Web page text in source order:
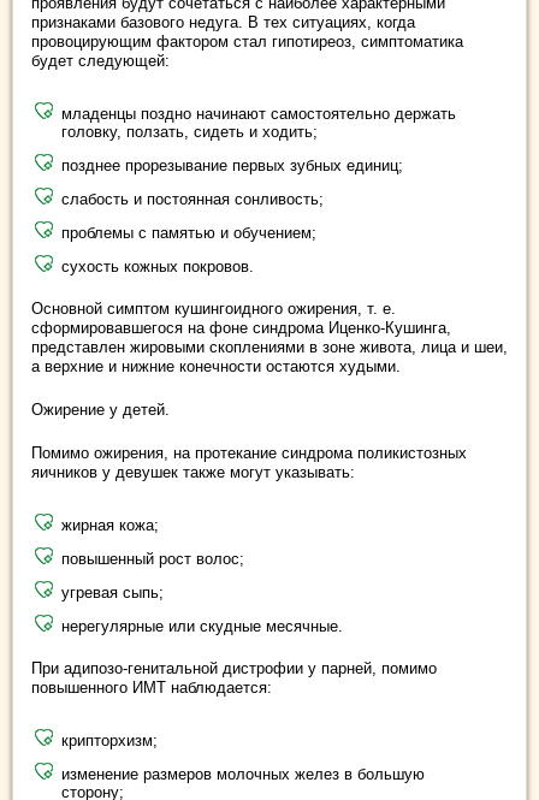
признаками базового недуга. В тех ситуациях, когда
провоцирующим фактором стал гипотиреоз, симптоматика
будет следующей:
младенцы поздно начинают самостоятельно держать
головку, ползать, сидеть и ходить;
позднее прорезывание первых зубных единиц;
слабость и постоянная сонливость;
проблемы с памятью и обучением;
сухость кожных покровов.
Основной симптом кушингоидного ожирения, т. е.
сформировавшегося на фоне синдрома Иценко-Кушинга,
представлен жировыми скоплениями в зоне живота, лица и шеи,
а верхние и нижние конечности остаются худыми.
Ожирение у детей.
Помимо ожирения, на протекание синдрома поликистозных
яичников у девушек также могут указывать:
жирная кожа;
повышенный рост волос;
угревая сыпь;
нерегулярные или скудные месячные.
При адипозо-генитальной дистрофии у парней, помимо
повышенного ИМТ наблюдается:
крипторхизм;
изменение размеров молочных желез в большую
сторону;